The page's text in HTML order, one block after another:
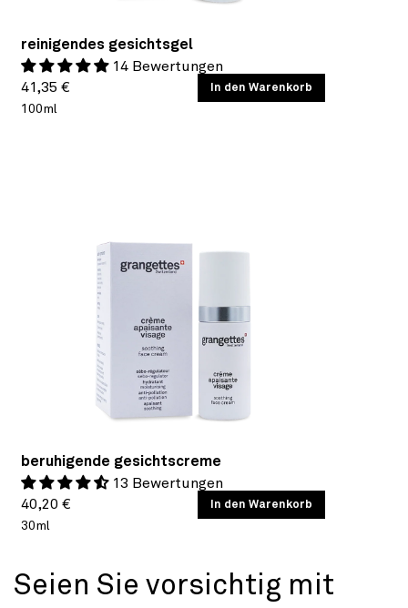
reinigendes gesichtsgel
14 Bewertungen
Normaler
Preis
41,35 €
GRUNDPREIS
/
100ml
In den Warenkorb
beruhigende gesichtscreme
13 Bewertungen
Normaler
Preis
40,20 €
GRUNDPREIS
/
30ml
In den Warenkorb
Seien Sie vorsichtig mit